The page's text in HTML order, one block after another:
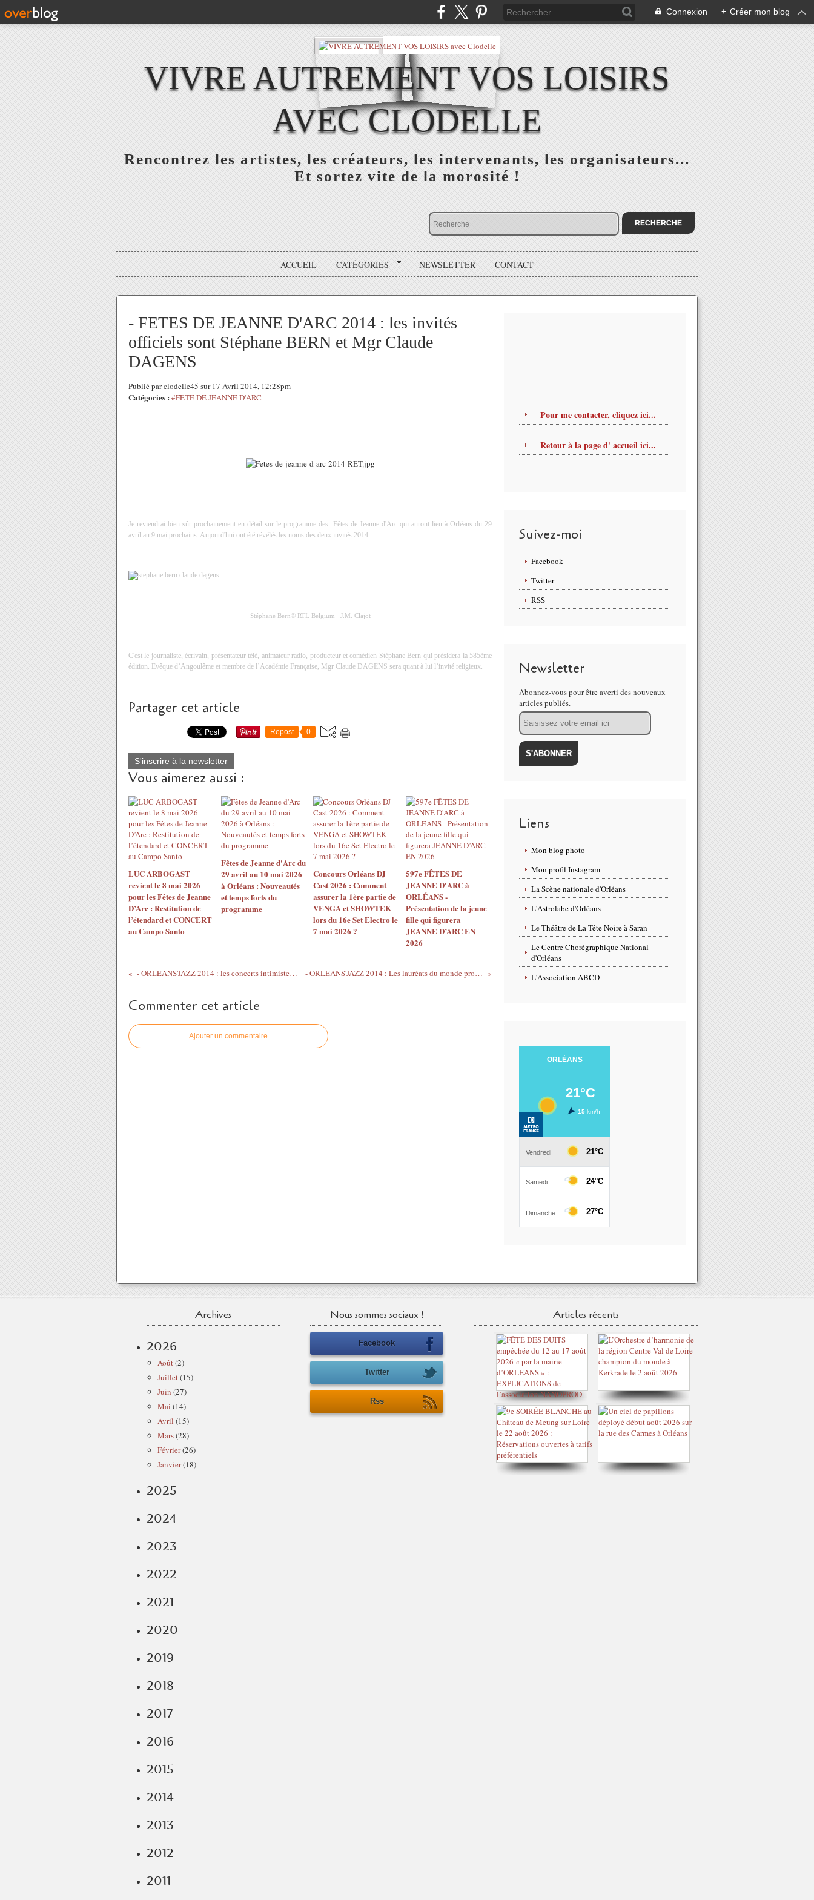
Connexion + Créer mon blog
VIVRE AUTREMENT VOS LOISIRS
AVEC CLODELLE
Rencontrez les artistes, les créateurs, les intervenants, les organisateurs...
Et sortez vite de la morosité !
ACCUEIL CATÉGORIES NEWSLETTER CONTACT
- FETES DE JEANNE D'ARC 2014 : les invités
officiels sont Stéphane BERN et Mgr Claude
DAGENS
Publié par clodelle45 sur 17 Avril 2014, 12:28pm
Catégories : #FETE DE JEANNE D'ARC
Je reviendrai bien sûr prochainement en détail sur le programme des
Fêtes de Jeanne d'Arc qui auront lieu à Orléans du 29
avril au 9 mai prochains. Aujourd'hui ont été révélés les noms des deux invités 2014.
Stéphane Bern® RTL Belgium J.M. Clajot
C'est le journaliste, écrivain, présentateur télé, animateur radio, producteur et comédien Stéphane Bern qui présidera la 585ème
édition. Evêque d’Angoulême et membre de l’Académie Française, Mgr Claude DAGENS sera quant à lui l’invité religieux.
Partager cet article
Repost 0
S'inscrire à la newsletter
Vous aimerez aussi :
LUC ARBOGAST
revient le 8 mai 2026
pour les Fêtes de Jeanne
D’Arc : Restitution de
l’étendard et CONCERT
au Campo Santo
Fêtes de Jeanne d'Arc du
29 avril au 10 mai 2026
à Orléans : Nouveautés
et temps forts du
programme
Concours Orléans DJ
Cast 2026 : Comment
assurer la 1ère partie de
VENGA et SHOWTEK
lors du 16e Set Electro le
7 mai 2026 ?
597e FÊTES DE
JEANNE D'ARC à
ORLÉANS -
Présentation de la jeune
fille qui figurera
JEANNE D’ARC EN
2026
- ORLEANS'JAZZ 2014 : les concerts intimistes gratuits dans les lieux culturels - ORLEANS'JAZZ 2014 : Les lauréats du monde programmés au JARDIN DE L'EVECHE
Commenter cet article
Ajouter un commentaire
Pour me contacter, cliquez ici...
Retour à la page d' accueil ici...
Suivez-moi
Facebook
Twitter
RSS
Newsletter
Abonnez-vous pour être averti des nouveaux
articles publiés.
Email
Liens
Mon blog photo
Mon profil Instagram
La Scène nationale d'Orléans
L'Astrolabe d'Orléans
Le Théâtre de La Tête Noire à Saran
Le Centre Chorégraphique National
d'Orléans
L'Association ABCD
Archives
2026
Août(2)
Juillet(15)
Juin (27)
Mai (14)
Avril (15)
Mars(28)
Février(26)
Janvier(18)
2025
2024
2023
2022
2021
2020
2019
2018
2017
2016
2015
2014
2013
2012
2011
Nous sommes sociaux !
Facebook
Twitter
Rss
Articles récents